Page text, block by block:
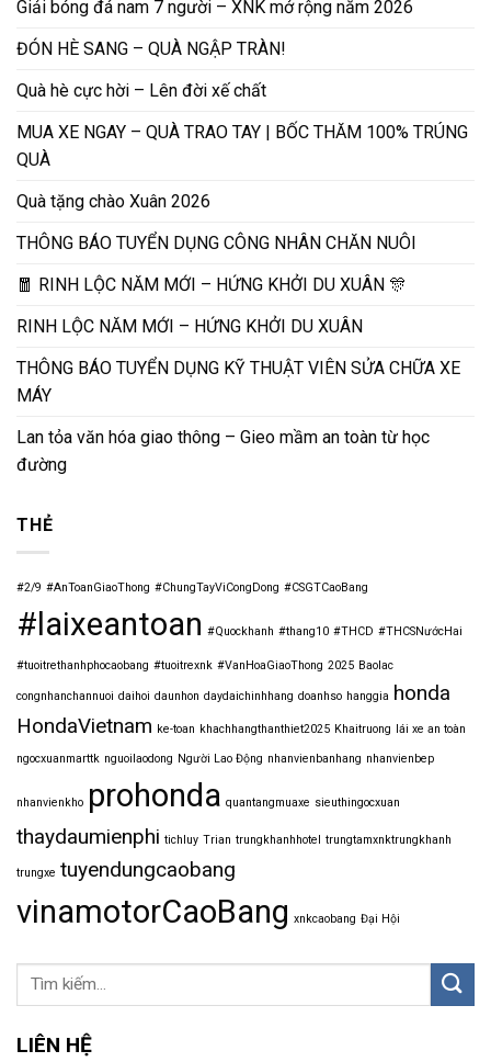
Giải bóng đá nam 7 người – XNK mở rộng năm 2026
ĐÓN HÈ SANG – QUÀ NGẬP TRÀN!
Quà hè cực hời – Lên đời xế chất
MUA XE NGAY – QUÀ TRAO TAY | BỐC THĂM 100% TRÚNG
QUÀ
Quà tặng chào Xuân 2026
THÔNG BÁO TUYỂN DỤNG CÔNG NHÂN CHĂN NUÔI
🧧 RINH LỘC NĂM MỚI – HỨNG KHỞI DU XUÂN 🎊
RINH LỘC NĂM MỚI – HỨNG KHỞI DU XUÂN
THÔNG BÁO TUYỂN DỤNG KỸ THUẬT VIÊN SỬA CHỮA XE
MÁY
Lan tỏa văn hóa giao thông – Gieo mầm an toàn từ học
đường
THẺ
#2/9 #AnToanGiaoThong #ChungTayViCongDong #CSGTCaoBang
#laixeantoan #Quockhanh #thang10 #THCD #THCSNướcHai
#tuoitrethanhphocaobang #tuoitrexnk #VanHoaGiaoThong 2025 Baolac
congnhanchannuoi daihoi daunhon daydaichinhhang doanhso hanggia honda
HondaVietnam ke-toan khachhangthanthiet2025 Khaitruong lái xe an toàn
ngocxuanmarttk nguoilaodong Người Lao Động nhanvienbanhang nhanvienbep
nhanvienkho prohonda quantangmuaxe sieuthingocxuan
thaydaumienphi tichluy Trian trungkhanhhotel trungtamxnktrungkhanh
trungxe tuyendungcaobang
vinamotorCaoBang xnkcaobang Đại Hội
LIÊN HỆ